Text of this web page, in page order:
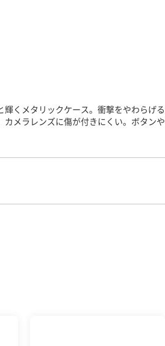
くメタリックケース。衝撃をやわらげる
メラレンズに傷が付きにくい。ボタンや